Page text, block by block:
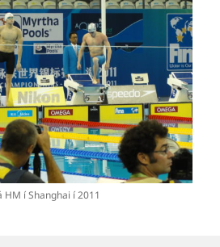
HM í Shanghai í 2011